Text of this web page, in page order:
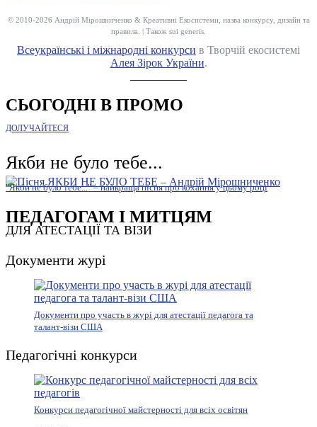
© 2010-2026 Андрій Мірошниченко & Креативні Екосистеми, назва конкурсу, дизайн та
правила. | Також sui generis.
Всеукраїнські і міжнародні конкурси в Творчій екосистемі
Алея Зірок України.
СЬОГОДНІ В ПРОМО
ДОЛУЧАЙТЕСЯ
Якби не було тебе...
"Якби не було тебе..." – найкраща пісня про кохання у цьому році
ПЕДАГОГАМ І МИТЦЯМ
ДЛЯ АТЕСТАЦІЇ ТА ВІЗИ
Документи журі
Документи про участь в журі для атестації педагога та
талант-візи США
Педагогічні конкурси
Конкурси педагогічної майстерності для всіх освітян